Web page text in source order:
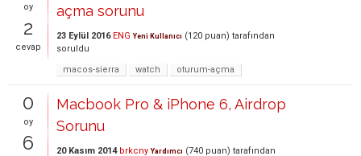
oy
2
cevap
açma sorunu
23 Eylül 2016 ENG Yeni Kullanıcı (120 puan) tarafından
soruldu
macos-sierra
watch oturum-açma
0
oy
6
Macbook Pro & iPhone 6, Airdrop
Sorunu
20 Kasım 2014 brkcny Yardımcı (740 puan) tarafından